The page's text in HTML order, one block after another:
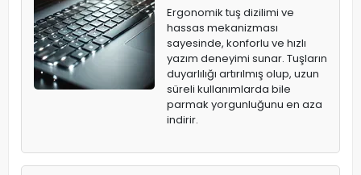
Ergonomik tuş dizilimi ve
hassas mekanizması
sayesinde, konforlu ve hızlı
yazım deneyimi sunar. Tuşların
duyarlılığı artırılmış olup, uzun
süreli kullanımlarda bile
parmak yorgunluğunu en aza
indirir.